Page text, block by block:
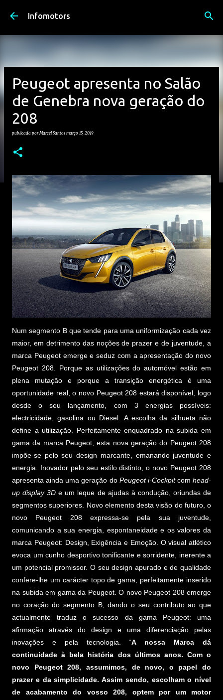
Avançar para o conteúdo principal
Infomotors
Peugeot apresenta no Salão
de Genebra nova geração do
208
publicada porMarcel Santos março 15, 2019
Num segmento B que tende para uma uniformização cada vez
maior, em detrimento das noções de prazer e de juventude, a
marca Peugeot emerge e seduz com a apresentação do novo
Peugeot 208. Porque as utilizações do automóvel estão em
plena mutação e porque a transição energética é uma
oportunidade real, o novo Peugeot 208 estará disponível, logo
desde o seu lançamento, com 3 energias possíveis:
electricidade, gasolina ou Diesel. A escolha da silhueta não
define a utilização. Perfeitamente enquadrado na subida em
gama da marca Peugeot, esta nova geração do Peugeot 208
impõe-se pelo seu design marcante, emanando juventude e
energia. Inovador pelo seu estilo distinto, o novo Peugeot 208
apresenta ainda uma geração do Peugeot i-Cockpitcom head-
up display 3D e um leque de ajudas à condução, oriundas de
segmentos superiores. Novo elemento desta visão do futuro, o
novo Peugeot 208 expressa-se pela sua juventude,
comunicando a sua energia, espontaneidade e os valores da
marca Peugeot: Design, Exigência e Emoção. O visual atlético
evoca um cunho desportivo tonificante e sorridente, inerente a
um potencial promissor. O seu design apurado e de qualidade
confere-lhe um carácter topo de gama, perfeitamente inserido
na subida em gama da Peugeot. O novo Peugeot 208 emerge
no coração do segmento B, dando o seu contributo ao que
actualmente traduz o sucesso da gama Peugeot: uma
afirmação através do design e uma diferenciação pelas
inovações e pela tecnologia. “A nossa Marca dá
continuidade à bela história dos últimos anos. Com o
novo Peugeot 208, assumimos, de novo, o papel do
prazer e da simplicidade. Assim sendo, escolham o nível
de acabamento do vosso 208, optem por um motor